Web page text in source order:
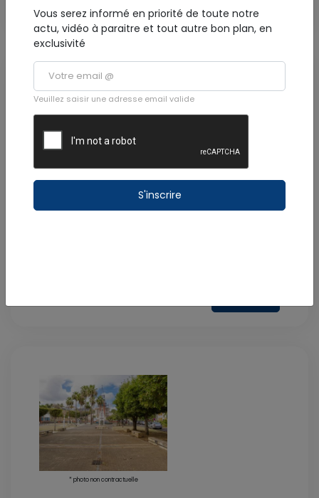
Voir la fiche
ECOL PRIM LEONIE MINATCHI
* photo non contractuelle
Vous serez informé en priorité de toute notre
actu, vidéo à paraitre et tout autre bon plan, en
exclusivité
Veuillez saisir une adresse email valide
S'inscrire